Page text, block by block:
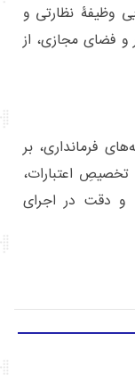
وظیفۀ نظارتی و
و فضای مجازی، از
فرمانداری، بر
تخصیصِ اعتبارات،
و دقت در اجرای